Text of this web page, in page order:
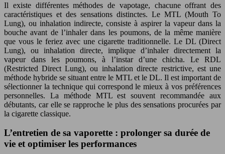
Il existe différentes méthodes de vapotage, chacune offrant des
caractéristiques et des sensations distinctes. Le MTL (Mouth To
Lung), ou inhalation indirecte, consiste à aspirer la vapeur dans la
bouche avant de l’inhaler dans les poumons, de la même manière
que vous le feriez avec une cigarette traditionnelle. Le DL (Direct
Lung), ou inhalation directe, implique d’inhaler directement la
vapeur dans les poumons, à l’instar d’une chicha. Le RDL
(Restricted Direct Lung), ou inhalation directe restrictive, est une
méthode hybride se situant entre le MTL et le DL. Il est important de
sélectionner la technique qui correspond le mieux à vos préférences
personnelles. La méthode MTL est souvent recommandée aux
débutants, car elle se rapproche le plus des sensations procurées par
la cigarette classique.
L’entretien de sa vaporette : prolonger sa durée de
vie et optimiser les performances